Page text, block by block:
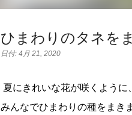
ひまわりのタネを
日付: 4月 21, 2020
夏にきれいな花が咲くように、
みんなでひまわりの種をまき